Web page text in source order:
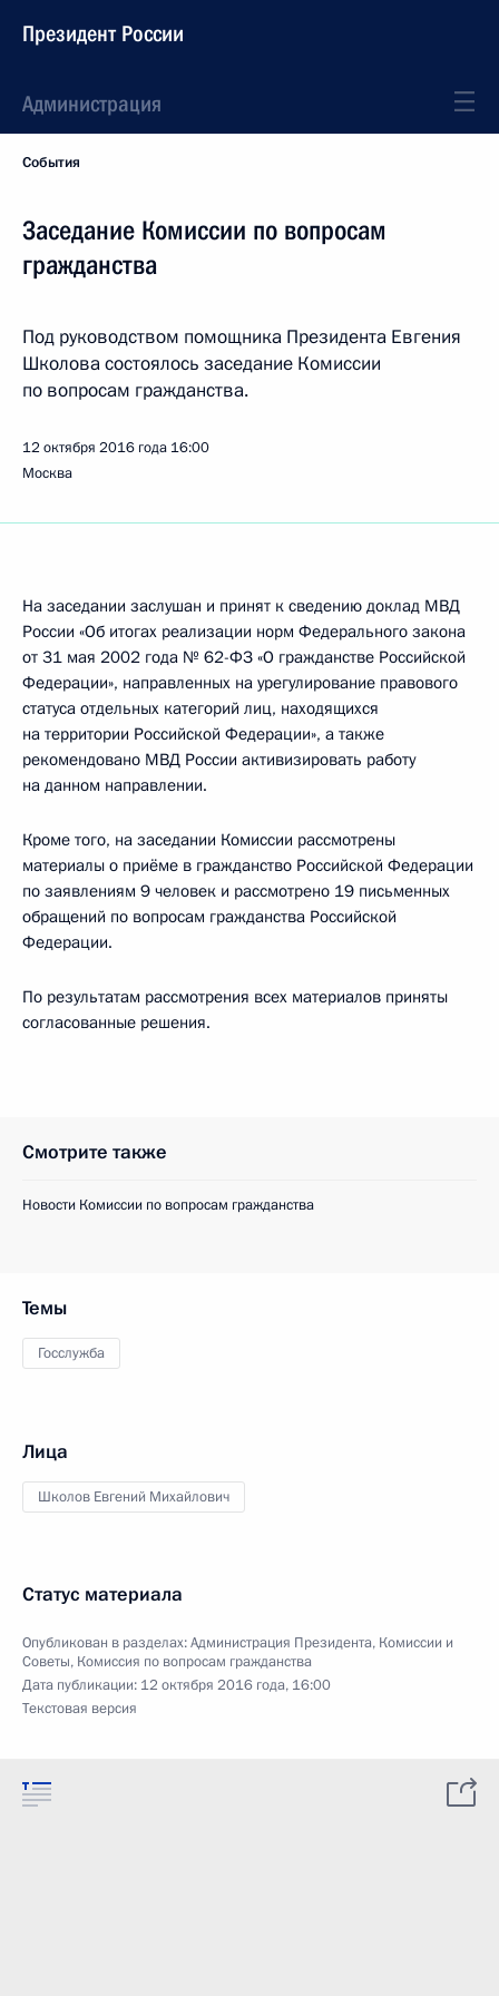
Президент России
Администрация
События
Заседание Комиссии по вопросам
гражданства
Под руководством помощника Президента Евгения
Школова состоялось заседание Комиссии
по вопросам гражданства.
12 октября 2016 года 16:00
Москва
На заседании заслушан и принят к сведению доклад МВД
России «Об итогах реализации норм Федерального закона
от 31 мая 2002 года № 62-ФЗ «О гражданстве Российской
Федерации», направленных на урегулирование правового
статуса отдельных категорий лиц, находящихся
на территории Российской Федерации», а также
рекомендовано МВД России активизировать работу
на данном направлении.
Кроме того, на заседании Комиссии рассмотрены
материалы о приёме в гражданство Российской Федерации
по заявлениям 9 человек и рассмотрено 19 письменных
обращений по вопросам гражданства Российской
Федерации.
По результатам рассмотрения всех материалов приняты
согласованные решения.
Смотрите также
Новости Комиссии по вопросам гражданства
Темы
Госслужба
Лица
Школов Евгений Михайлович
Статус материала
Опубликован в разделах:Администрация Президента, Комиссии и
Советы, Комиссия по вопросам гражданства
Дата публикации: 12 октября 2016 года, 16:00
Текстовая версия